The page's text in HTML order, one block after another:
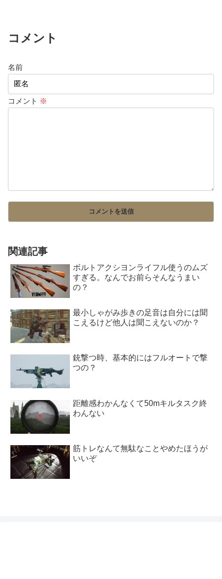
コメント
名前
コメント ※
関連記事
ボルトアクシヨンライフル使うのムズ
すぎる。なんでお前らそんなうまい
の？
最小しゃがみ歩きの足音は自分には聞
こえるけど他人は聞こえないのか？
銃撃つ時、基本的にはフルオートで撃
つの？
距離感わかんなくて50mキルタスク終
わんない
筋トレなんて無駄なことやめたほうが
いいぞ